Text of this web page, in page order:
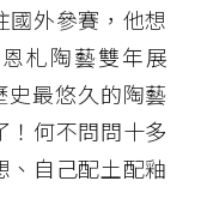
國外參賽，他想
札陶藝雙年展
史最悠久的陶藝
！何不問問十多
、自己配土配釉